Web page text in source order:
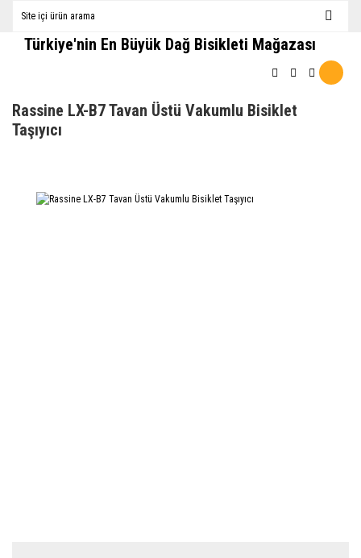
Türkiye'nin En Büyük Dağ Bisikleti Mağazası
Rassine LX-B7 Tavan Üstü Vakumlu Bisiklet
Taşıyıcı